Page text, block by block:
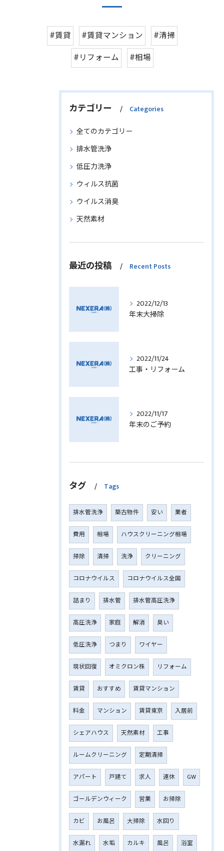
#賃貸 #賃貸マンション
#清掃
#リフォーム
#相場
カテゴリー Categories
全てのカテゴリー
排水管洗浄
低圧力洗浄
ウィルス抗菌
ウイルス消臭
天然素材
最近の投稿 Recent Posts
2022/12/13
年末大掃除
2022/11/24
工事・リフォーム
2022/11/17
年末のご予約
タグ Tags
排水管洗浄 築古物件 安い 業者
費用 相場 ハウスクリーニング相場
掃除 清掃 洗浄 クリーニング
コロナウイルス コロナウイルス全国
詰まり 排水管 排水管高圧洗浄
高圧洗浄 家庭 解消 臭い
低圧洗浄 つまり ワイヤー
現状回復 オミクロン株 リフォーム
賃貸 おすすめ 賃貸マンション
料金 マンション 賃貸東京 入居前
シェアハウス 天然素材 工事
ルームクリーニング 定期清掃
アパート 戸建て 求人 連休 GW
ゴールデンウィーク 営業 お掃除
カビ お風呂 大掃除 水回り
水漏れ 水垢 カルキ 風呂 浴室